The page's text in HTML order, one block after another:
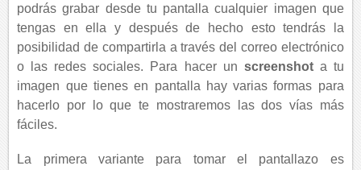
podrás grabar desde tu pantalla cualquier imagen que
tengas en ella y después de hecho esto tendrás la
posibilidad de compartirla a través del correo electrónico
o las redes sociales. Para hacer un screenshota tu
imagen que tienes en pantalla hay varias formas para
hacerlo por lo que te mostraremos las dos vías más
fáciles.
La primera variante para tomar el pantallazo es